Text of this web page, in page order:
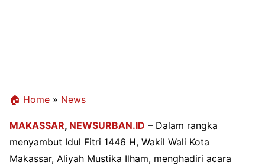
🏠 Home » News
MAKASSAR, NEWSURBAN.ID – Dalam rangka
menyambut Idul Fitri 1446 H, Wakil Wali Kota
Makassar, Aliyah Mustika Ilham, menghadiri acara